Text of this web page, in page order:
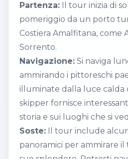
Partenza: Il tour inizia di
pomeriggio da un porto
Costiera Amalfitana, come
Sorrento.
Navigazione: Si naviga
ammirando i pittoreschi
illuminate dalla luce calda
skipper fornisce
storia e sui luoghi che si
Soste: Il tour include
panoramici per ammirare